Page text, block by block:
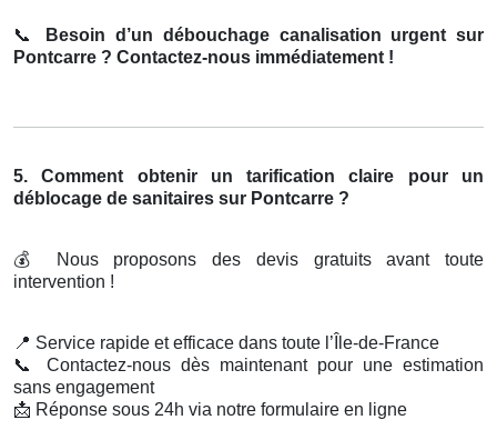
📞
Besoin d’un débouchage canalisation urgent sur
Pontcarre ? Contactez-nous immédiatement !
5. Comment obtenir un tarification claire pour un
déblocage de sanitaires sur Pontcarre ?
💰
Nous proposons des devis gratuits avant toute
intervention !
📍 Service rapide et efficace dans toute l’Île-de-France
📞
Contactez-nous dès maintenant pour une estimation
sans engagement
📩 Réponse sous 24h via notre formulaire en ligne